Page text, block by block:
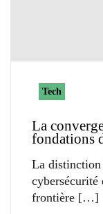
Tech
La
fondations
La
cybersécurité
frontière